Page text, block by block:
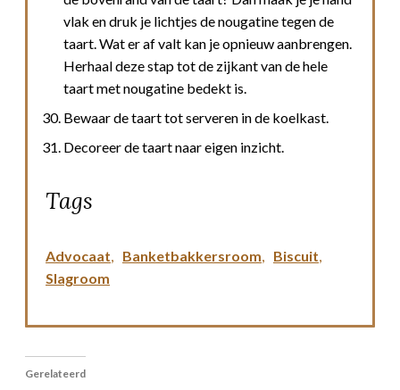
vlak en druk je lichtjes de nougatine tegen de
taart. Wat er af valt kan je opnieuw aanbrengen.
Herhaal deze stap tot de zijkant van de hele
taart met nougatine bedekt is.
Bewaar de taart tot serveren in de koelkast.
Decoreer de taart naar eigen inzicht.
Tags
Advocaat Banketbakkersroom Biscuit
Slagroom
Gerelateerd